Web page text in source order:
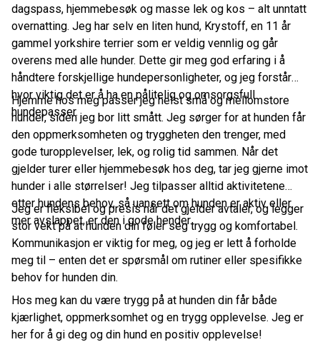
dagspass, hjemmebesøk og masse lek og kos – alt unntatt
overnatting. Jeg har selv en liten hund, Krystoff, en 11 år
gammel yorkshire terrier som er veldig vennlig og går
overens med alle hunder. Dette gir meg god erfaring i å
håndtere forskjellige hundepersonligheter, og jeg forstår
hvor viktig det er å ha en pålitelig og omsorgsfull
hundepasser.
Hjemme hos meg passer jeg helst små og mellomstore
hunder, siden jeg bor litt smått. Jeg sørger for at hunden får
den oppmerksomheten og tryggheten den trenger, med
gode turopplevelser, lek, og rolig tid sammen. Når det
gjelder turer eller hjemmebesøk hos deg, tar jeg gjerne imot
hunder i alle størrelser! Jeg tilpasser alltid aktivitetene
etter hundens behov, så uansett om hunden er aktiv eller
mer avslappet, er den i gode hender.
Jeg er fleksibel og presis når det gjelder avtaler, og legger
stor vekt på at hunden din føler seg trygg og komfortabel.
Kommunikasjon er viktig for meg, og jeg er lett å forholde
meg til – enten det er spørsmål om rutiner eller spesifikke
behov for hunden din.
Hos meg kan du være trygg på at hunden din får både
kjærlighet, oppmerksomhet og en trygg opplevelse. Jeg er
her for å gi deg og din hund en positiv opplevelse!